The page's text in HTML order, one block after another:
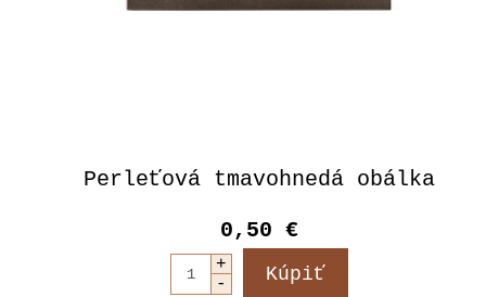
Perleťová tmavohnedá obálka
0,50 €